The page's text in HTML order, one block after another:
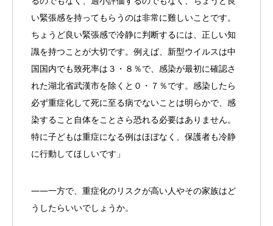
い緊張感を持ってもらうのは非常に難しいことです。
ちょうど良い緊張感で冷静に判断するには、正しい知
識を持つことが大切です。例えば、新型ウイルスは中
国国内でも致死率は３・８％で、感染が最初に確認さ
れた湖北省武漢市を除くと０・７％です。感染したら
必ず重症化して死に至る病でないことは明らかで、感
染すること自体をことさら恐れる必要はありません。
特に子どもは重症になる例はほぼなく、保護者も冷静
に行動してほしいです」
――一方で、重症化のリスクが高い人やその家族はど
うしたらいいでしょうか。